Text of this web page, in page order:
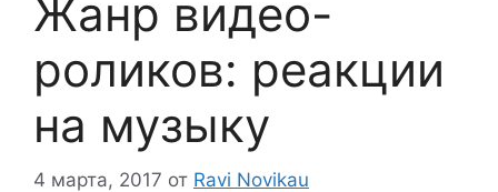
Жанр видео-
роликов: реакции
на музыку
4 марта, 2017 от Ravi Novikau